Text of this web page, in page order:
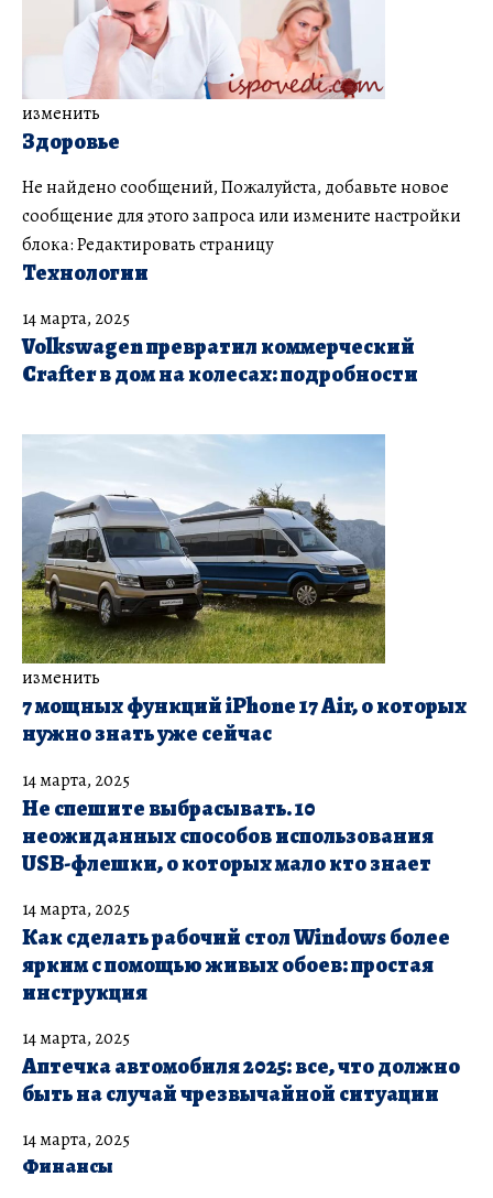
изменить
Здоровье
Не найдено сообщений, Пожалуйста, добавьте новое
сообщение для этого запроса или измените настройки
блока:Редактировать страницу
Технологии
14 марта, 2025
Volkswagen превратил коммерческий
Crafter в дом на колесах: подробности
изменить
7 мощных функций iPhone 17 Air, о которых
нужно знать уже сейчас
14 марта, 2025
Не спешите выбрасывать. 10
неожиданных способов использования
USB-флешки, о которых мало кто знает
14 марта, 2025
Как сделать рабочий стол Windows более
ярким с помощью живых обоев: простая
инструкция
14 марта, 2025
Аптечка автомобиля 2025: все, что должно
быть на случай чрезвычайной ситуации
14 марта, 2025
Финансы